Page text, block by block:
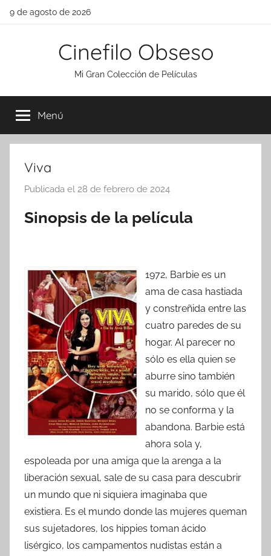
Saltar
9 de agosto de 2026
Cinefilo Obseso
Mi Gran Colección de Películas
Menú
Viva
Publicada el 28 de febrero de 2024
r
Sinopsis de la película
1972, Barbie es un
ama de casa hastiada
y constreñida entre las
cuatro paredes de su
hogar. Al parecer no
sólo es ella quien se
aburre sino también
su marido, sólo que él
no se conforma y la
abandona. Barbie está
ahora sola y,
espoleada por una amiga que la arenga a la
liberación sexual, sale de su casa para descubrir
un mundo que ni siquiera imaginaba que
existiera. Es el mundo donde las mujeres queman
sus sujetadores, los hippies toman ácido
lisérgico, los campamentos nudistas están a